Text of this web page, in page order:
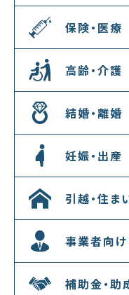
保険・医療
高齢・介護
結婚・離婚
妊娠・出産
引越・住ま
事業者向け
補助金・助